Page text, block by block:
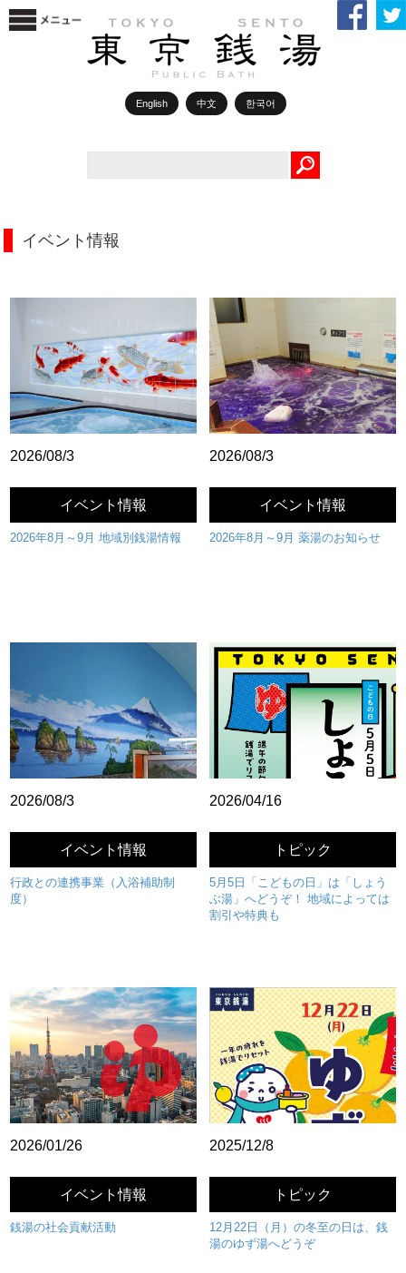
English 中文 한국어
イベント情報
2026/08/3
イベント情報
2026年8月～9月 地域別銭湯情報
2026/08/3
イベント情報
2026年8月～9月 薬湯のお知らせ
2026/08/3
イベント情報
行政との連携事業（入浴補助制
度）
2026/04/16
トピック
5月5日「こどもの日」は「しょう
ぶ湯」へどうぞ！ 地域によっては
割引や特典も
2026/01/26
イベント情報
銭湯の社会貢献活動
2025/12/8
トピック
12月22日（月）の冬至の日は、銭
湯のゆず湯へどうぞ